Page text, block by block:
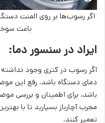
اگر رسوب‌ها بر روی المنت
باعث
ایراد در سنسور دما:
اگر رسوب در کتری وجود
دمای دستگاه باشد. رفع این
باشد، برای اطمینان و بررسی
مجرب آچارباز بسپارید تا با
تعمیر کنند.